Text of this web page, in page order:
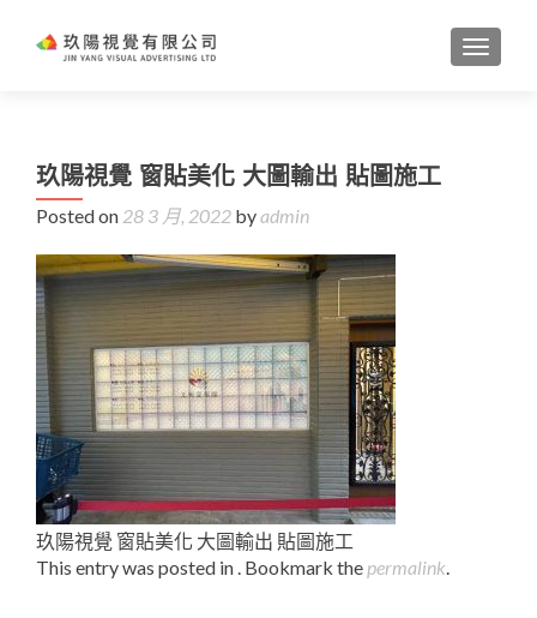
玖陽視覺 窗貼美化 大圖輸出 貼圖施工
Posted on 28 3 月, 2022 byadmin
玖陽視覺 窗貼美化 大圖輸出 貼圖施工
This entry was posted in . Bookmark the permalink.